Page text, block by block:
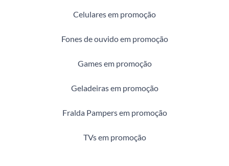
Celulares em promoção
Fones de ouvido em promoção
Games em promoção
Geladeiras em promoção
Fralda Pampers em promoção
TVs em promoção